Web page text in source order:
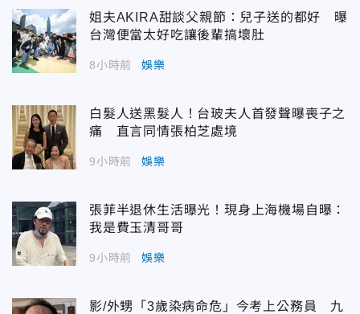
姐夫AKIRA甜談父親節：兒子送的都好 曝
台灣便當太好吃讓後輩搞壞肚
8小時前 娛樂
白髮人送黑髮人！台玻夫人首發聲曝喪子之
痛 直言同情張柏芝處境
9小時前 娛樂
張菲半退休生活曝光！現身上海機場自曝：
我是費玉清哥哥
9小時前 娛樂
影/外甥「3歲染病命危」今考上公務員 九